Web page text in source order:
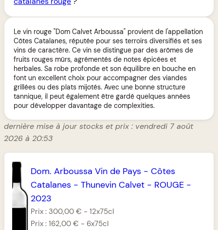
Le vin rouge "Dom Calvet Arboussa" provient de l'appellation
Côtes Catalanes, réputée pour ses terroirs diversifiés et ses
vins de caractère. Ce vin se distingue par des arômes de
fruits rouges mûrs, agrémentés de notes épicées et
herbales. Sa robe profonde et son équilibre en bouche en
font un excellent choix pour accompagner des viandes
grillées ou des plats mijotés. Avec une bonne structure
tannique, il peut également être gardé quelques années
pour développer davantage de complexities.
dernière mise à jour stocks et prix : vendredi 7 août
2026 à 20:53
Dom. Arboussa Vin de Pays - Côtes
Catalanes - Thunevin Calvet - ROUGE -
2023
Prix : 300,00 € - 12x75cl
Prix : 162,00 € - 6x75cl